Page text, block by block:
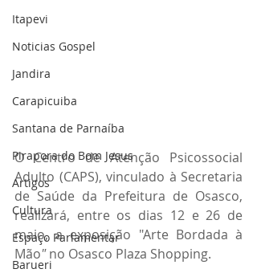
Itapevi
Noticias Gospel
Jandira
Carapicuiba
Santana de Parnaíba
Pirapora do Bom Jesus
Artigos
Cultura
Espaço Parlamentar
Barueri
O Centro de Atenção Psicossocial
Adulto (CAPS), vinculado à Secretaria
de Saúde da Prefeitura de Osasco,
realizará, entre os dias 12 e 26 de
maio, a exposição "Arte Bordada à
Mão" no Osasco Plaza Shopping.